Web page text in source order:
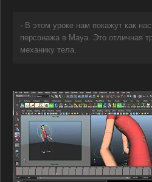
- В этом уроке нам покажут как
персонажа в Maya. Это отличная
механику тела.